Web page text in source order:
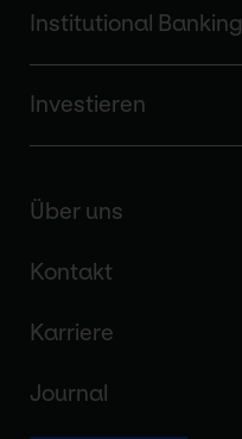
Institutional Banking
Investieren
Über uns
Kontakt
Karriere
Journal